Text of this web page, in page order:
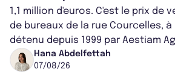
1,1 million d'euros. C'est le prix de
de bureaux de la rue Courcelles, à
détenu depuis 1999 par Aestiam
cédé avec une plus-value...
Hana Abdelfettah
07/08/26